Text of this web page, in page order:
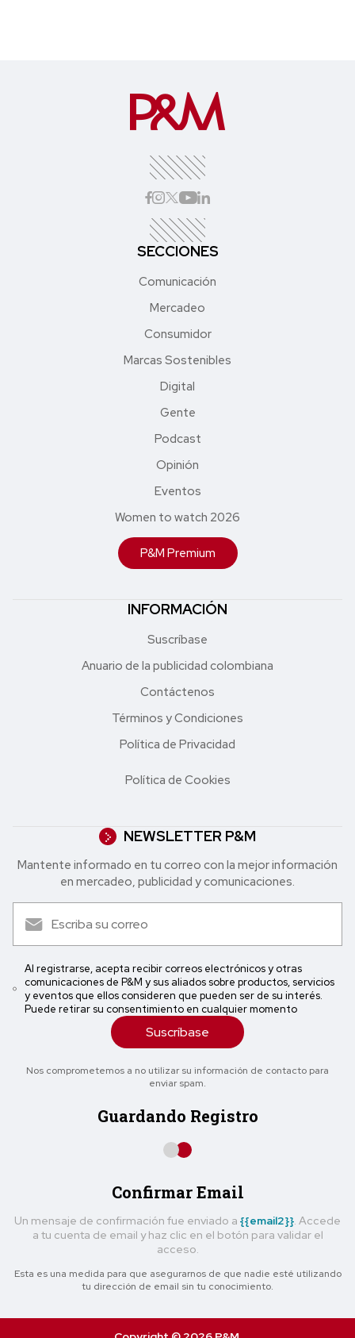
SECCIONES
Comunicación
Mercadeo
Consumidor
Marcas Sostenibles
Digital
Gente
Podcast
Opinión
Eventos
Women to watch 2026
P&M Premium
INFORMACIÓN
Suscríbase
Anuario de la publicidad colombiana
Contáctenos
Términos y Condiciones
Política de Privacidad
Política de Cookies
NEWSLETTER P&M
Mantente informado en tu correo con la mejor in formación
en mercadeo, publicidad y comunicaciones.
Al registrarse, acepta recibir correos electrónicos y otras
comunicaciones de P&M y sus aliados sobre productos, servicios
y eventos que ellos consideren que pueden ser de su interés.
Puede retirar su consentimiento en cualquier momento
Suscríbase
Nos comprometemos a no utilizar su información de contacto para
enviar spam.
Guardando Registro
Confirmar Email
Un mensaje de confirmación fue enviado a {{email2}}. Accede
a tu cuenta de email y haz clic en el botón para validar el
acceso.
Esta es una medida para que asegurarnos de que nadie esté utilizando
tu dirección de email sin tu conocimiento.